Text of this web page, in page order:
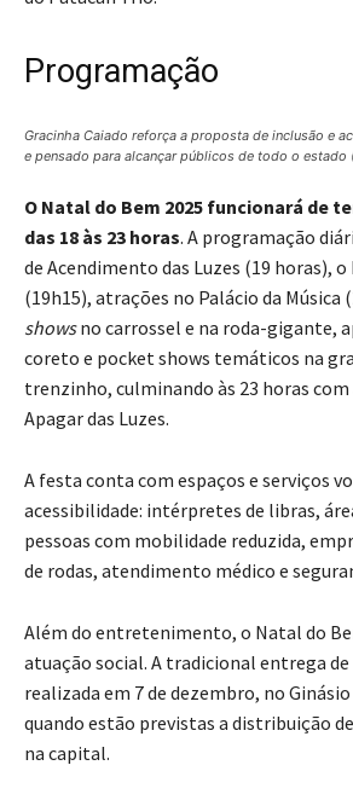
Programação
Gracinha Caiado reforça a proposta de inclusão e
e pensado para alcançar públicos de todo o estado
O Natal do Bem 2025 funcionará de
das 18 às 23 horas. A programação
de Acendimento das Luzes (19 horas),
(19h15), atrações no Palácio da Música
showsno carrossel e na roda-gigante,
coreto e pocket shows temáticos na
trenzinho, culminando às 23 horas com
Apagar das Luzes.
A festa conta com espaços e serviços
acessibilidade: intérpretes de libras,
pessoas com mobilidade reduzida,
de rodas, atendimento médico e
Além do entretenimento, o Natal do
atuação social. A tradicional entrega de
realizada em 7 de dezembro, no
quando estão previstas a distribuição
na capital.